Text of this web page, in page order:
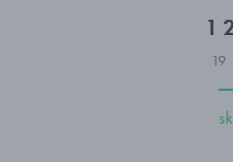
1
19